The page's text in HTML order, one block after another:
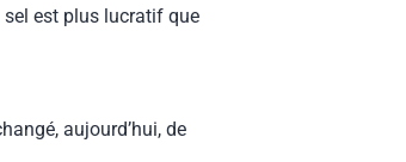
est plus lucratif que
aujourd’hui, de